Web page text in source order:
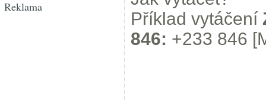
Příklad vytáčení
846: +233 846
Reklama